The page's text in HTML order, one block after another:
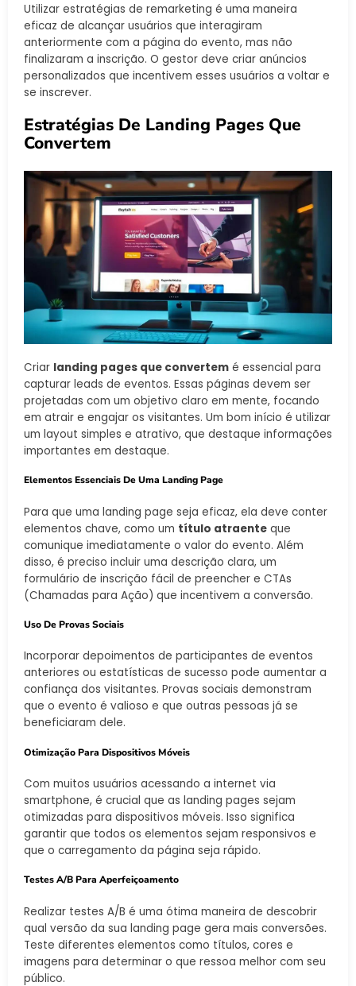
Utilizar estratégias de remarketing é uma maneira
eficaz de alcançar usuários que interagiram
anteriormente com a página do evento, mas não
finalizaram a inscrição. O gestor deve criar anúncios
personalizados que incentivem esses usuários a voltar e
se inscrever.
Estratégias De Landing Pages Que
Convertem
Criar landing pages que convertem é essencial para
capturar leads de eventos. Essas páginas devem ser
projetadas com um objetivo claro em mente, focando
em atrair e engajar os visitantes. Um bom início é utilizar
um layout simples e atrativo, que destaque informações
importantes em destaque.
Elementos Essenciais De Uma Landing Page
Para que uma landing page seja eficaz, ela deve conter
elementos chave, como um título atraente que
comunique imediatamente o valor do evento. Além
disso, é preciso incluir uma descrição clara, um
formulário de inscrição fácil de preencher e CTAs
(Chamadas para Ação) que incentivem a conversão.
Uso De Provas Sociais
Incorporar depoimentos de participantes de eventos
anteriores ou estatísticas de sucesso pode aumentar a
confiança dos visitantes. Provas sociais demonstram
que o evento é valioso e que outras pessoas já se
beneficiaram dele.
Otimização Para Dispositivos Móveis
Com muitos usuários acessando a internet via
smartphone, é crucial que as landing pages sejam
otimizadas para dispositivos móveis. Isso significa
garantir que todos os elementos sejam responsivos e
que o carregamento da página seja rápido.
Testes A/B Para Aperfeiçoamento
Realizar testes A/B é uma ótima maneira de descobrir
qual versão da sua landing page gera mais conversões.
Teste diferentes elementos como títulos, cores e
imagens para determinar o que ressoa melhor com seu
público.